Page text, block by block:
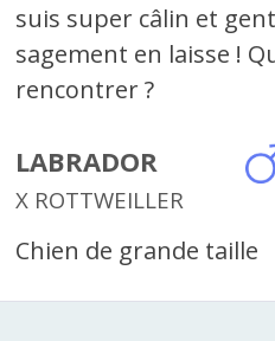
suis super câlin et
sagement en laisse !
rencontrer ?
LABRADOR
X ROTTWEILLER
Chien de grande taille